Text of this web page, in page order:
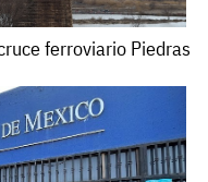
ferroviario Piedras